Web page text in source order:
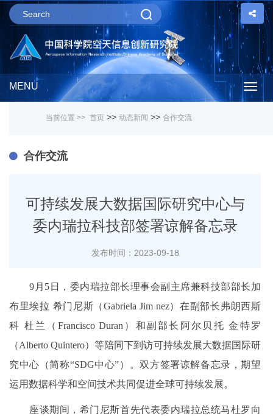
MENU
当前位置 >> 首页 >> 动态新闻 >> 合作交流
合作交流
可持续发展大数据国际研究中心与
委内瑞拉科技部签署谅解备忘录
发布时间：2023-09-18
9月5日，委内瑞拉部长理事会副主席兼科技部部长加
布里埃拉 希门尼斯（Gabriela Jim nez）在副部长弗朗西斯
科 杜兰（Francisco Duran）和副部长阿尔贝托 金特罗
（Alberto Quintero）等陪同下到访可持续发展大数据国际研
究中心（简称“SDG中心”）。双方签署谅解备忘录，期望
运用数据科学和空间技术共同促进全球可持续发展。
座谈期间，希门尼斯首先代表委内瑞拉总统马杜罗向